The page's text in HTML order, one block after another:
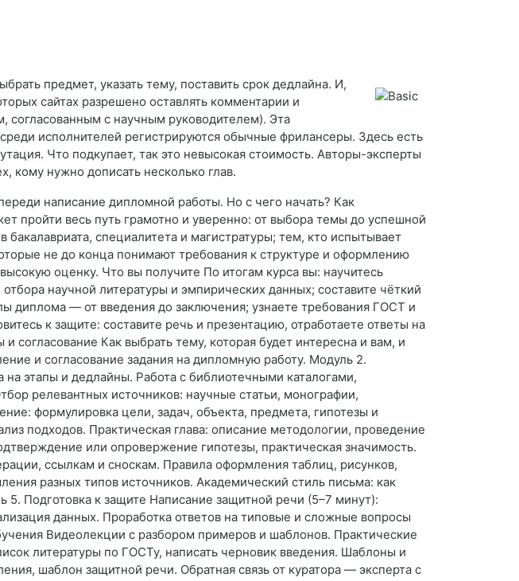
предмет, указать тему, поставить срок дедлайна. И,
сайтах разрешено оставлять комментарии и
согласованным с научным руководителем). Эта
исполнителей регистрируются обычные фрилансеры. Здесь есть
Что подкупает, так это невысокая стоимость. Авторы-эксперты
кому нужно дописать несколько глав.
написание дипломной работы. Но с чего начать? Как
пройти весь путь грамотно и уверенно: от выбора темы до успешной
специалитета и магистратуры; тем, кто испытывает
не до конца понимают требования к структуре и оформлению
оценку. Что вы получите По итогам курса вы: научитесь
научной литературы и эмпирических данных; составите чёткий
диплома — от введения до заключения; узнаете требования ГОСТ и
к защите: составите речь и презентацию, отработаете ответы на
Как выбрать тему, которая будет интересна и вам, и
и согласование задания на дипломную работу. Модуль 2.
этапы и дедлайны. Работа с библиотечными каталогами,
релевантных источников: научные статьи, монографии,
формулировка цели, задач, объекта, предмета, гипотезы и
подходов. Практическая глава: описание методологии, проведение
или опровержение гипотезы, практическая значимость.
ссылкам и сноскам. Правила оформления таблиц, рисунков,
разных типов источников. Академический стиль письма: как
5. Подготовка к защите Написание защитной речи (5–7 минут):
данных. Проработка ответов на типовые и сложные вопросы
Видеолекции с разбором примеров и шаблонов. Практические
литературы по ГОСТу, написать черновик введения. Шаблоны и
шаблон защитной речи. Обратная связь от куратора — эксперта с